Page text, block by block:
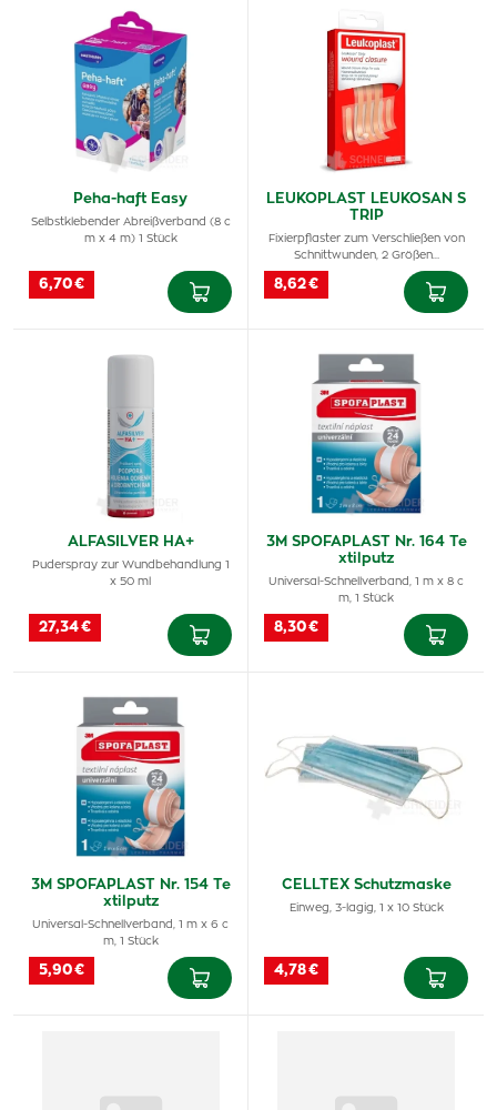
Peha-haft Easy
Selbstklebender Abreißverband (8 c
m x 4 m) 1 Stück
6,70 €
LEUKOPLAST LEUKOSAN S
TRIP
Fixierpflaster zum Verschließen von
Schnittwunden, 2 Größen…
8,62 €
ALFASILVER HA+
Puderspray zur Wundbehandlung 1
x 50 ml
27,34 €
3M SPOFAPLAST Nr. 164 Te
xtilputz
Universal-Schnellverband, 1 m x 8 c
m, 1 Stück
8,30 €
3M SPOFAPLAST Nr. 154 Te
xtilputz
Universal-Schnellverband, 1 m x 6 c
m, 1 Stück
5,90 €
CELLTEX Schutzmaske
Einweg, 3-lagig, 1 x 10 Stück
4,78 €